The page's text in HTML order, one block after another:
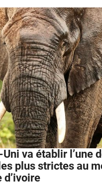
Uni va établir l’une
plus strictes au
d’ivoire